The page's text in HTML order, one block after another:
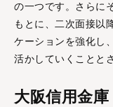
AI360
部下や同僚からの
の評判を収集・
の一つです。さらに
もとに、二次面接以
ケーションを強化し
活かしていくことと
大阪信用金